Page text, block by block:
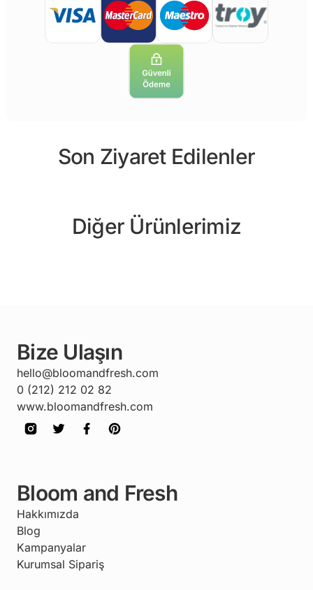
Son Ziyaret Edilenler
Diğer Ürünlerimiz
Bize Ulaşın
hello@bloomandfresh.com
0 (212) 212 02 82
www.bloomandfresh.com
Bloom and Fresh
Hakkımızda
Blog
Kampanyalar
Kurumsal Sipariş